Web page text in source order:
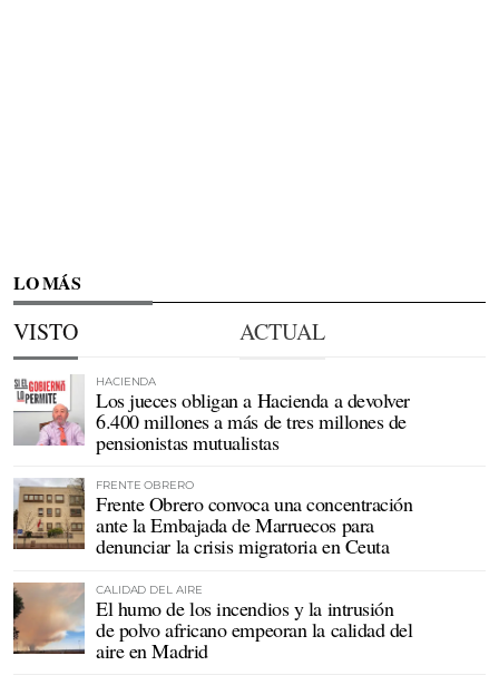
LO MÁS
VISTO ACTUAL
HACIENDA
Los jueces obligan a Hacienda a devolver
6.400 millones a más de tres millones de
pensionistas mutualistas
FRENTE OBRERO
Frente Obrero convoca una concentración
ante la Embajada de Marruecos para
denunciar la crisis migratoria en Ceuta
CALIDAD DEL AIRE
El humo de los incendios y la intrusión
de polvo africano empeoran la calidad del
aire en Madrid